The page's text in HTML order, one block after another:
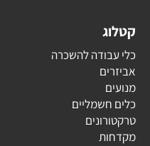
קטלוג
כלי עבודה להשכרה
אביזרים
מנועים
כלים חשמליים
טרקטורונים
מקדחות